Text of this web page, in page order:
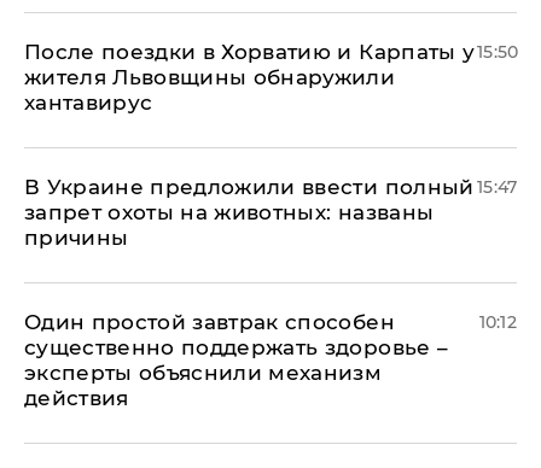
После поездки в Хорватию и Карпаты у
жителя Львовщины обнаружили
хантавирус
15:50
В Украине предложили ввести полный
запрет охоты на животных: названы
причины
15:47
Один простой завтрак способен
существенно поддержать здоровье –
эксперты объяснили механизм
действия
10:12